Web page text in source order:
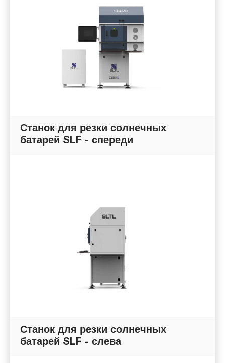
Станок для резки солнечных
батарей SLF - спереди
Станок для резки солнечных
батарей SLF - слева